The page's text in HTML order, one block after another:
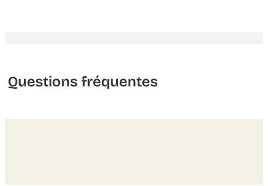
Questions fréquentes